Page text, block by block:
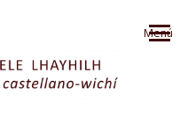
Menú